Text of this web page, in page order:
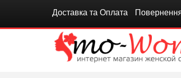
Доставка та Оплата